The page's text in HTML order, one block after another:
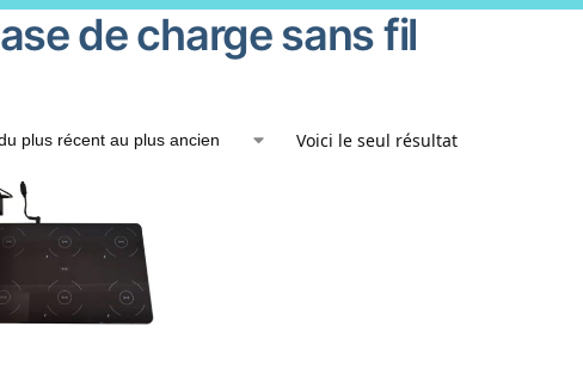
de charge sans fil
Voici le seul résultat